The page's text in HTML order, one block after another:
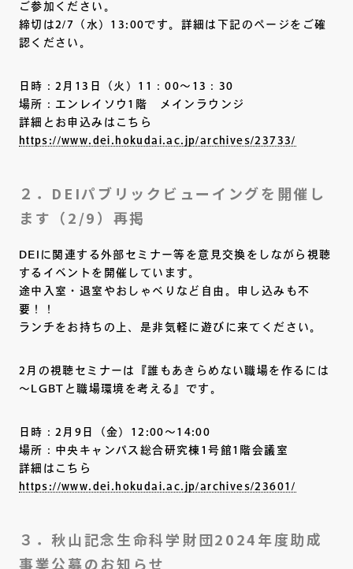
ご参加ください。
締切は2/7（水）13:00です。詳細は下記のページをご確
認ください。
日時：2月13日（火）11：00～13：30
場所：エンレイソウ1階 メインラウンジ
詳細とお申込みはこちら
https://www.dei.hokudai.ac.jp/archives/23733/
２．DEIパブリックビューイングを開催し
ます（2/9）再掲
DEIに関連する外部セミナー等を意見交換をしながら視聴
するイベントを開催しています。
途中入室・退室やおしゃべりなど自由。申し込みも不
要！！
ランチをお持ちの上、是非気軽に遊びに来てください。
2月の視聴セミナーは『誰もあきらめない職場を作るには
～LGBTと職場環境を考える』です。
日時：2月9日（金）12:00～14:00
場所：中央キャンパス総合研究棟1号館1階会議室
詳細はこちら
https://www.dei.hokudai.ac.jp/archives/23601/
３．秋山記念生命科学財団2024年度助成
事業公募のお知らせ